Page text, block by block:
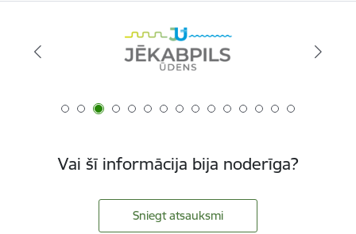
Vai šī informācija bija noderīga?
Sniegt atsauksmi